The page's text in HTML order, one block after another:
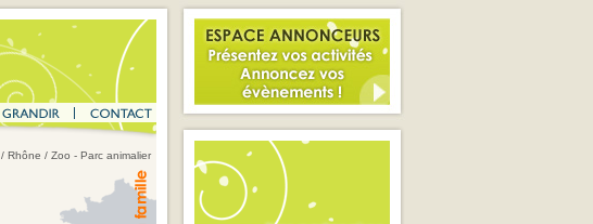
/ Rhône / Zoo - Parc animalier